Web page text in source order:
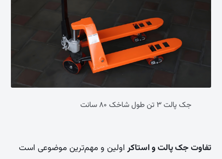
جک پالت ۳ تن طول شاخک ۸۰ سانت
تفاوت جک پالت و استاکراولین و مهم‌ترین موضوعی است